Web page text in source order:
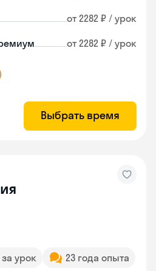
от 2282 ₽ / урок
от 2282 ₽ / урок
Выбрать время
за урок
23 года опыта